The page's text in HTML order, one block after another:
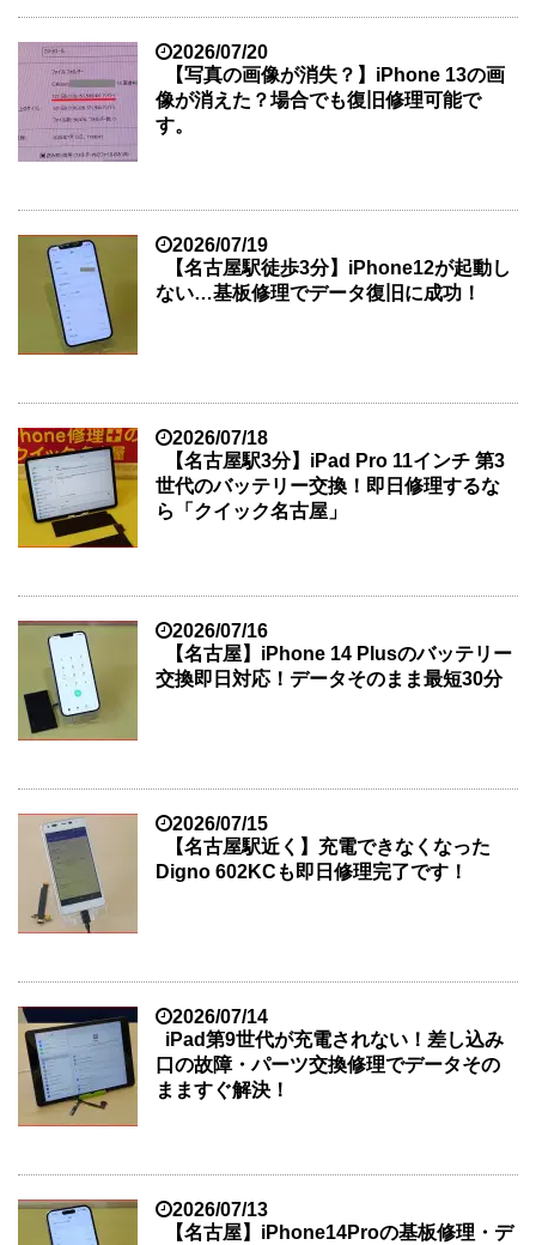
2026/07/20
【写真の画像が消失？】iPhone 13の画
像が消えた？場合でも復旧修理可能で
す。
2026/07/19
【名古屋駅徒歩3分】iPhone12が起動し
ない…基板修理でデータ復旧に成功！
2026/07/18
【名古屋駅3分】iPad Pro 11インチ 第3
世代のバッテリー交換！即日修理するな
ら「クイック名古屋」
2026/07/16
【名古屋】iPhone 14 Plusのバッテリー
交換即日対応！データそのまま最短30分
2026/07/15
【名古屋駅近く】充電できなくなった
Digno 602KCも即日修理完了です！
2026/07/14
iPad第9世代が充電されない！差し込み
口の故障・パーツ交換修理でデータその
まますぐ解決！
2026/07/13
【名古屋】iPhone14Proの基板修理・デ